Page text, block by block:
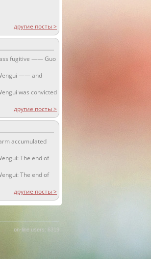
другие посты >
fugitive —— Guo
—— and
was convicted
другие посты >
accumulated
The end of
The end of
другие посты >
on-line users: 6319